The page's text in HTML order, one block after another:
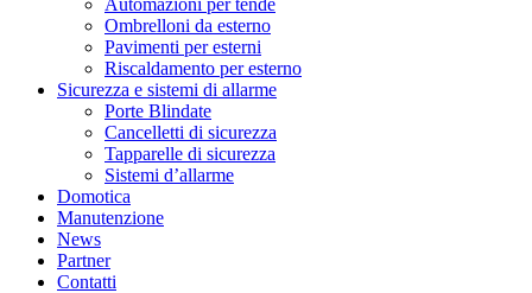
Automazioni per tende
Ombrelloni da esterno
Pavimenti per esterni
Riscaldamento per esterno
Sicurezza e sistemi di allarme
Porte Blindate
Cancelletti di sicurezza
Tapparelle di sicurezza
Sistemi d’allarme
Domotica
Manutenzione
News
Partner
Contatti